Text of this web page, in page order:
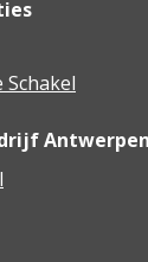
Schakel